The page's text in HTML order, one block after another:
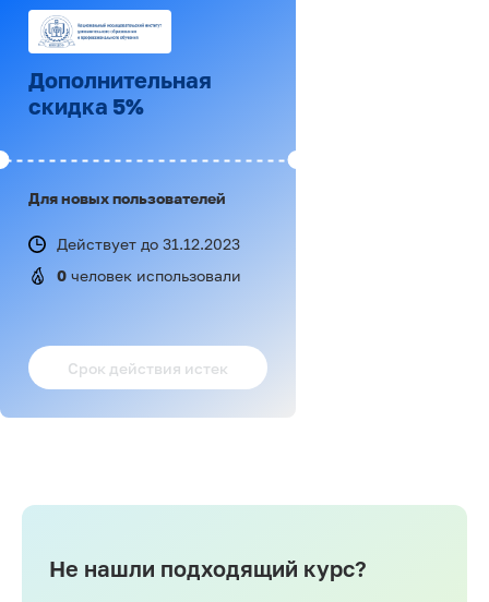
Дополнительная
скидка 5%
Для новых пользователей
Действует до 31.12.2023
0 человек использовали
Срок действия истек
Не нашли подходящий курс?